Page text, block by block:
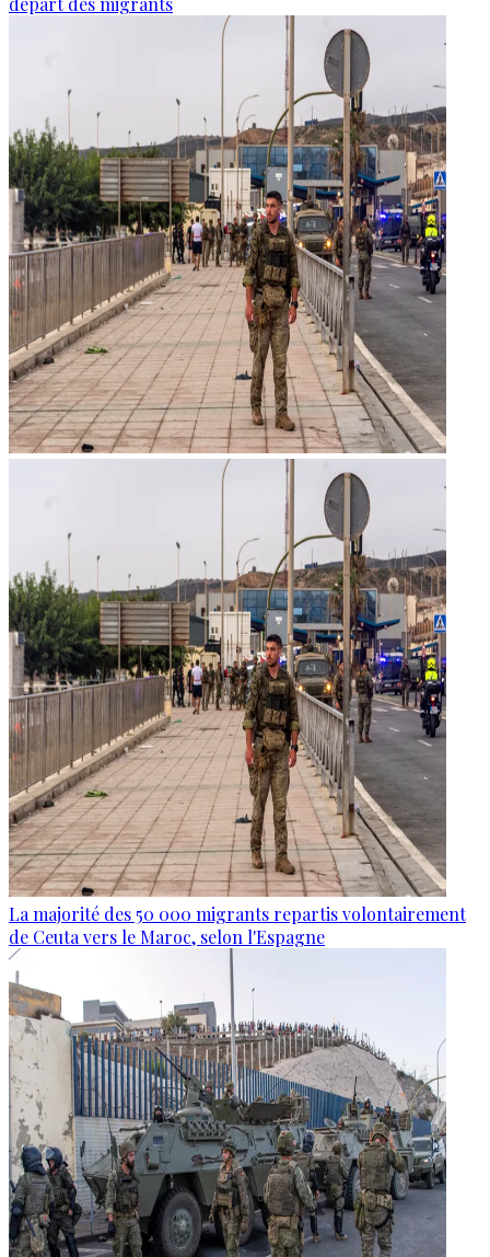
La majorité des 50 000 migrants repartis volontairement
de Ceuta vers le Maroc, selon l'Espagne